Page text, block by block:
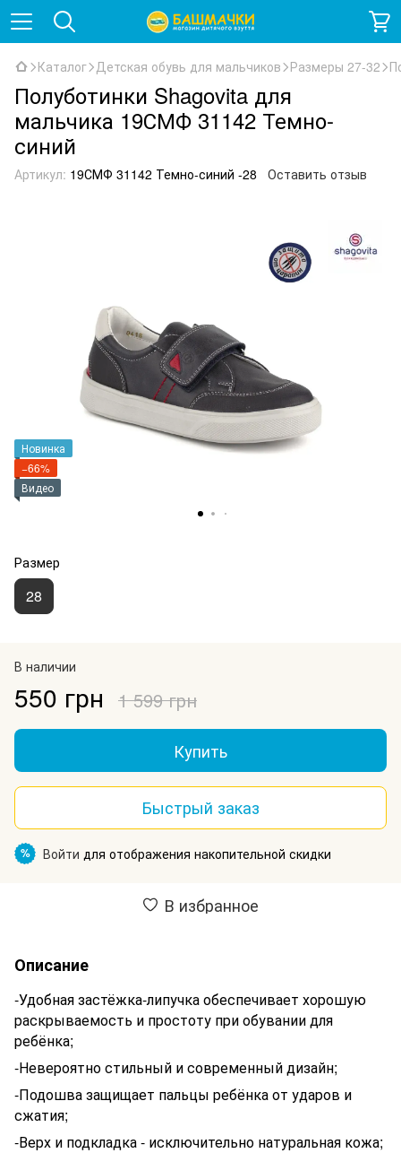
Каталог Детская обувь для мальчиков Размеры 27-32
Полуботинки Shagovita для
мальчика 19СМФ 31142 Темно-
синий
Артикул: 19СМФ 31142 Темно-синий -28 Оставить отзыв
Новинка
−66%
Видео
Размер
28
В наличии
550 грн 1 599 грн
Купить
Быстрый заказ
% Войти для отображения накопительной скидки
В избранное
Описание
-Удобная застёжка-липучка обеспечивает хорошую
раскрываемость и простоту при обувании для
ребёнка;
-Невероятно стильный и современный дизайн;
-Подошва защищает пальцы ребёнка от ударов и
сжатия;
-Верх и подкладка - исключительно натуральная кожа;